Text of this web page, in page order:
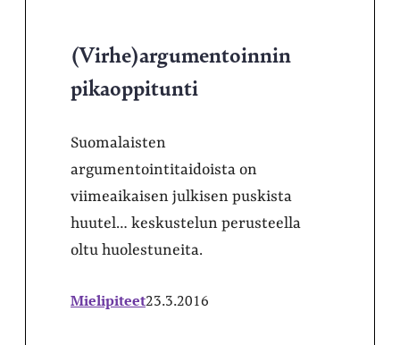
(Virhe)argumentoinnin
pikaoppitunti
Suomalaisten
argumentointitaidoista on
viimeaikaisen julkisen puskista
huutel… keskustelun perusteella
oltu huolestuneita.
Mielipiteet23.3.2016